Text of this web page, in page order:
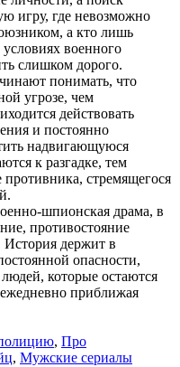
игру, где невозможно
а кто лишь
военного
слишком дорого.
понимать, что
угрозе, чем
действовать
и постоянно
надвигающуюся
к разгадке, тем
противника, стремящегося
шпионская драма, в
противостояние
История держит в
опасности,
которые остаются
приближая
, Про
, Мужские сериалы